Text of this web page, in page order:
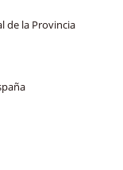
de la Provincia